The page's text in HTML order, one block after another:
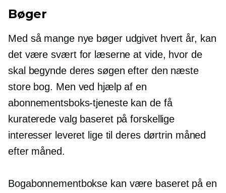
Bøger
Med så mange nye bøger udgivet hvert år, kan
det være svært for læserne at vide, hvor de
skal begynde deres søgen efter den næste
store bog. Men ved hjælp af en
abonnementsboks-tjeneste kan de få
kuraterede valg baseret på forskellige
interesser leveret lige til deres dørtrin måned
efter måned.
Bogabonnementbokse kan være baseret på en